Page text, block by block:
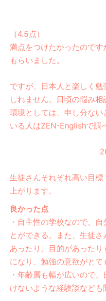
（4.5点）
満点をつけたかったので
もらいました。
ですが、日本人と楽しく
しれません。日頃の悩み相
環境としては、申し分な
いる人はZEN-Englishで調
生徒さんそれぞれ高い目
上がります。
良かった点
・自主性の学校なので、
とができる。また、生徒
あったり、目的があった
になり、勉強の意欲がとて
・年齢層も幅が広いので
けないような経験談なども